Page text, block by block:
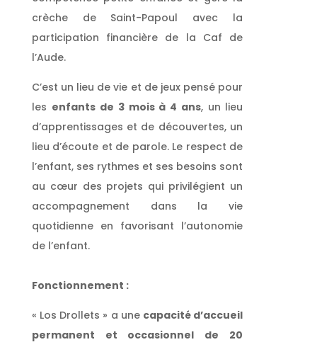
crèche de Saint-Papoul
avec la
participation financière de la Caf de
l’Aude.
C’est un lieu de vie et de jeux pensé pour
les enfants de 3 mois à 4 ans, un lieu
d’apprentissages et de découvertes, un
lieu d’écoute et de parole. Le respect de
l’enfant, ses rythmes et ses besoins sont
au cœur des projets qui privilégient un
accompagnement dans la vie
quotidienne en favorisant l’autonomie
de l’enfant.
Fonctionnement :
« Los Drollets » a une capacité d’accueil
permanent et occasionnel de 20